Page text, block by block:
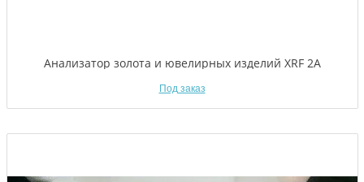
Анализатор золота и ювелирных изделий XRF 2А
Под заказ